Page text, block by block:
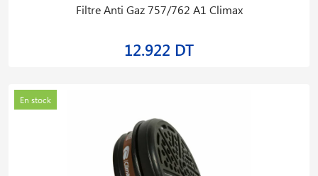
Filtre Anti Gaz 757/762 A1 Climax
12.922 DT
En stock